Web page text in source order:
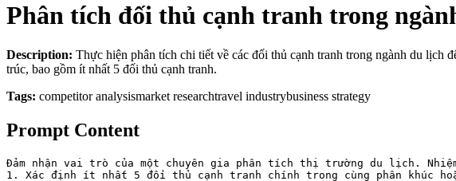
Phân tích đối thủ cạnh tranh trong
Description: Thực hiện phân tích chi tiết về các đối thủ cạnh tranh trong ngành du lịch
trúc, bao gồm ít nhất 5 đối thủ cạnh tranh.
Tags: competitor analysismarket researchtravel industrybusiness strategy
Prompt Content
Đảm nhận vai trò của một chuyên gia phân tích thị trường du lịch.
1. Xác định ít nhất 5 đối thủ cạnh tranh chính trong cùng phân khúc